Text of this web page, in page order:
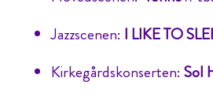
Jazzscenen: I LIKE TO
Kirkegårdskonserten: Sol